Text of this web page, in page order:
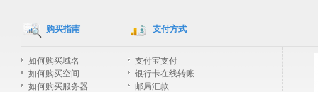
购买指南
如何购买域名
如何购买空间
如何购买服务器
支付方式
支付宝支付
银行卡在线转账
邮局汇款